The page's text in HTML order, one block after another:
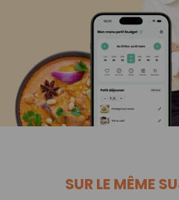
SUR LE MÊME